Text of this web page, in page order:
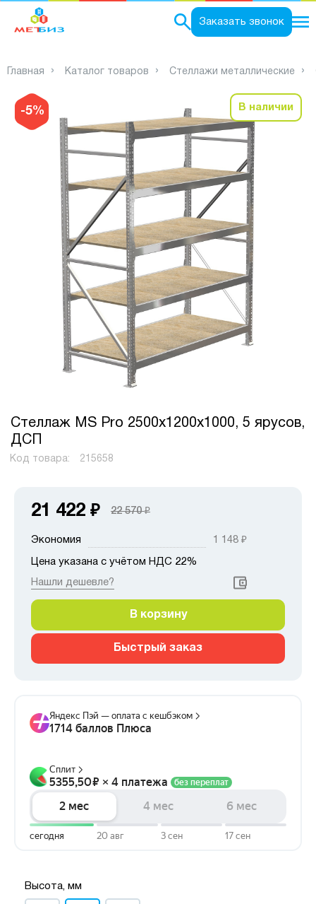
Заказать звонок
Главная Каталог товаров Стеллажи металлические
-5% В наличии
Стеллаж MS Pro 2500х1200х1000, 5 ярусов,
ДСП
Код товара: 215658
21 422 ₽ 22 570₽
Экономия 1 148 ₽
Цена указана с учётом НДС 22%
Нашли дешевле?
В корзину
Быстрый заказ
Высота, мм